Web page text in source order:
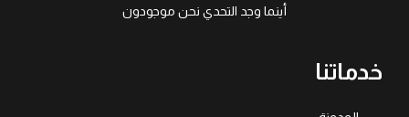
أينما وجد التحدي نحن موجودون
خدماتنا